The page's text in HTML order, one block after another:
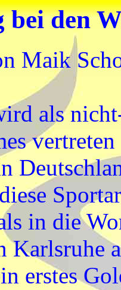
bei den
Maik
als
in die
Karlsruhe
erstes